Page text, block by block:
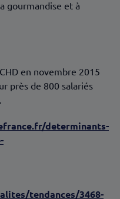
gourmandise et à
en novembre 2015
près de 800 salariés
determinants-
tendances/3468-